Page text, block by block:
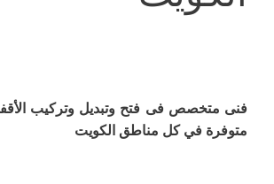
فنى متخصص فى فتح وتبديل وتركيب
متوفرة في كل مناطق الكويت